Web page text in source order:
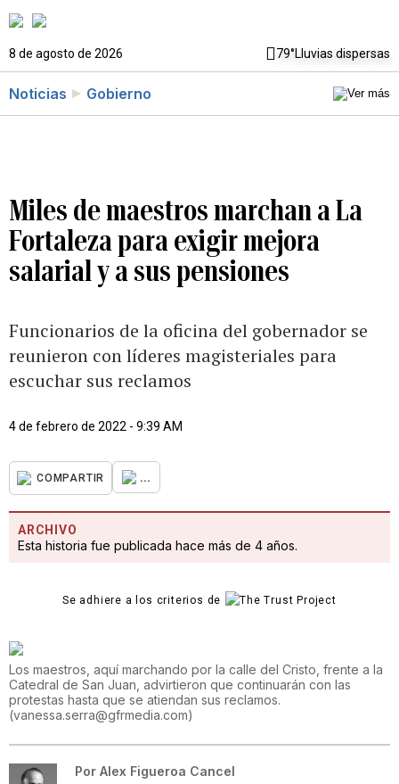
8 de agosto de 2026 79°Lluvias dispersas
Noticias Gobierno
Miles de maestros marchan a La
Fortaleza para exigir mejora
salarial y a sus pensiones
Funcionarios de la oficina del gobernador se
reunieron con líderes magisteriales para
escuchar sus reclamos
4 de febrero de 2022 - 9:39 AM
COMPARTIR ...
ARCHIVO
Esta historia fue publicada hace más de 4 años.
Se adhiere a los criterios de
Los maestros, aquí marchando por la calle del Cristo, frente a la
Catedral de San Juan, advirtieron que continuarán con las
protestas hasta que se atiendan sus reclamos.
(vanessa.serra@gfrmedia.com)
Por Alex Figueroa Cancel